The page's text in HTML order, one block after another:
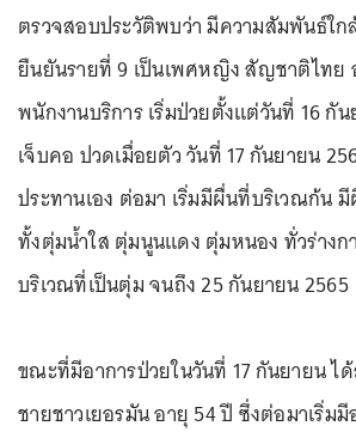
ตรวจสอบประวัติพบว่า มีความสัมพันธ์ใ
ยืนยันรายที่ 9 เป็นเพศหญิง สัญชาติไทย
พนักงานบริการ เริ่มป่วยตั้งแต่วันที่ 16 กั
เจ็บคอ ปวดเมื่อยตัว วันที่ 17 กันยายน
ประทานเอง ต่อมา เริ่มมีผื่นที่บริเวณก้น
ทั้งตุ่มน้ำใส ตุ่มนูนแดง ตุ่มหนอง ทั่วร่างก
บริเวณที่เป็นตุ่ม จนถึง 25 กันยายน 2565
ขณะที่มีอาการป่วยในวันที่ 17 กันยายน
ชายชาวเยอรมัน อายุ 54 ปี ซึ่งต่อมาเริ่ม